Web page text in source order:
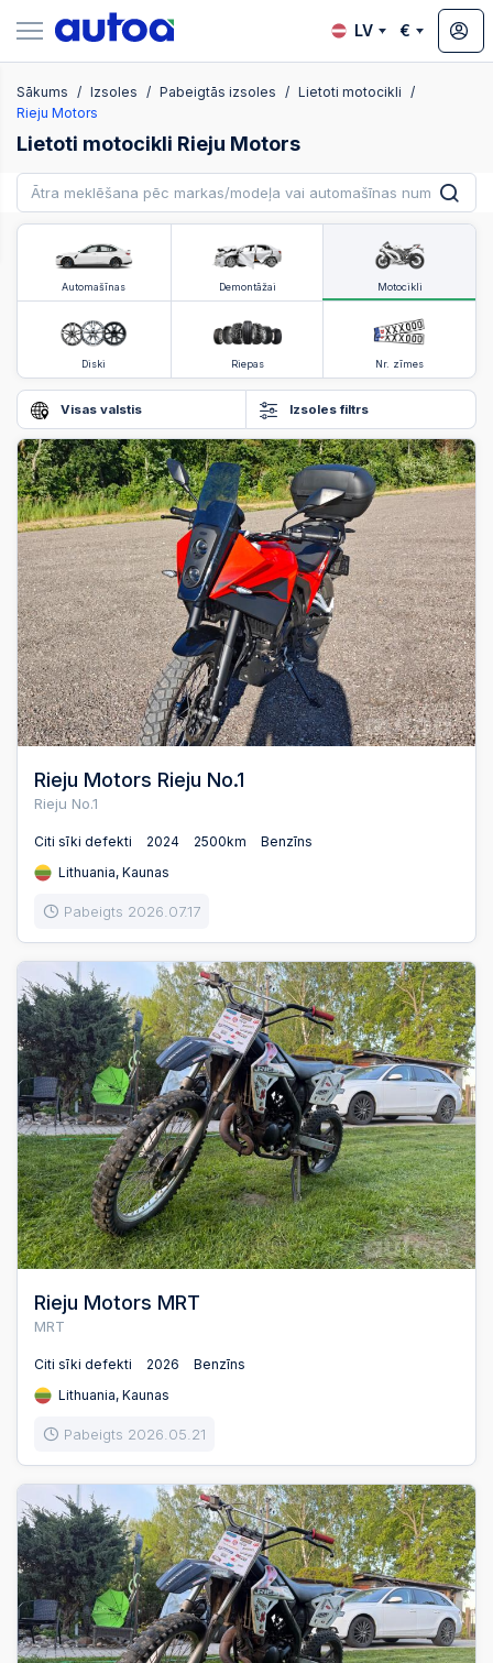
LV €
Sākums Izsoles Pabeigtās izsoles
Lietoti motocikli
Rieju Motors
Lietoti motocikli Rieju Motors
Automašīnas Demontāžai Motocikli
Diski Riepas Nr. zīmes
Visas valstis Izsoles filtrs
Rieju Motors Rieju No.1
Rieju No.1
Citi sīki defekti 2024 2500km
Benzīns
Lithuania, Kaunas
Pabeigts 2026.07.17
Rieju Motors MRT
MRT
Citi sīki defekti 2026
Benzīns
Lithuania, Kaunas
Pabeigts 2026.05.21